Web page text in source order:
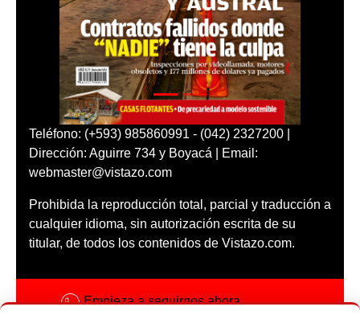
Teléfono: (+593) 985860991 - (042) 2327200 |
Dirección: Aguirre 734 y Boyacá | Email:
webmaster@vistazo.com
Prohibida la reproducción total, parcial y traducción a
cualquier idioma, sin autorización escrita de su
titular, de todos los contenidos de Vistazo.com.
Empieza a seguirnos ahora